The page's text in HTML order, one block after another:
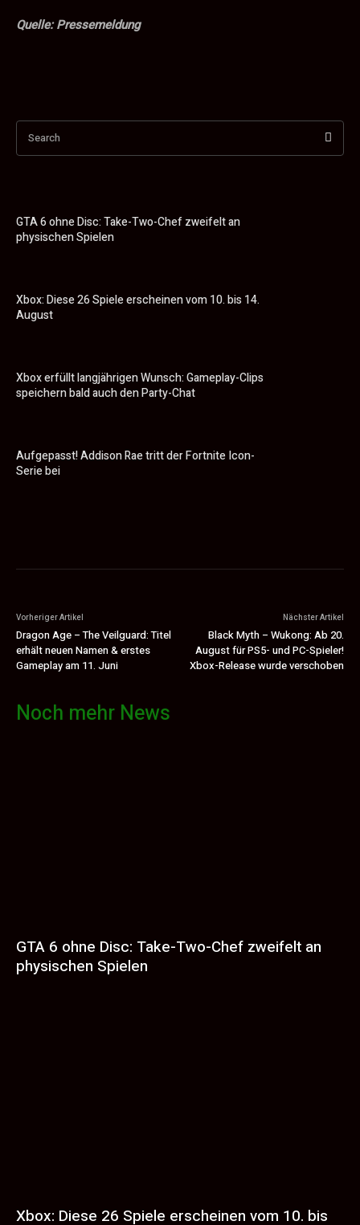
Quelle: Pressemeldung
Search
GTA 6 ohne Disc: Take-Two-Chef zweifelt an
physischen Spielen
Xbox: Diese 26 Spiele erscheinen vom 10. bis 14.
August
Xbox erfüllt langjährigen Wunsch: Gameplay-Clips
speichern bald auch den Party-Chat
Aufgepasst! Addison Rae tritt der Fortnite Icon-
Serie bei
Vorheriger Artikel
Dragon Age – The Veilguard: Titel
erhält neuen Namen & erstes
Gameplay am 11. Juni
Nächster Artikel
Black Myth – Wukong: Ab 20.
August für PS5- und PC-Spieler!
Xbox-Release wurde verschoben
Noch mehr News
GTA 6 ohne Disc: Take-Two-Chef zweifelt an
physischen Spielen
Xbox: Diese 26 Spiele erscheinen vom 10. bis